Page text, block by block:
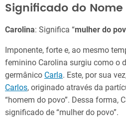
Significado do
Carolina: Significa “mulher do
Imponente, forte e, ao mesmo
feminino Carolina surgiu como o
germânico Carla. Este, por sua
Carlos, originado através da
“homem do povo”. Dessa forma,
significado de “mulher do povo”.